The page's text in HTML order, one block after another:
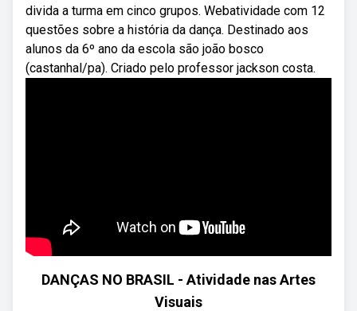
divida a turma em cinco grupos. Webatividade com 12
questões sobre a história da dança. Destinado aos
alunos da 6º ano da escola são joão bosco
(castanhal/pa). Criado pelo professor jackson costa.
DANÇAS NO BRASIL - Atividade nas Artes
Visuais